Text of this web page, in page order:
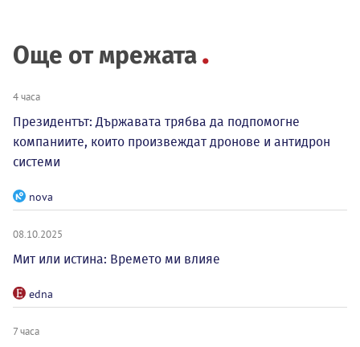
Още от мрежата
4 часа
Президентът: Държавата трябва да подпомогне
компаниите, които произвеждат дронове и антидрон
системи
nova
08.10.2025
Мит или истина: Времето ми влияе
edna
7 часа